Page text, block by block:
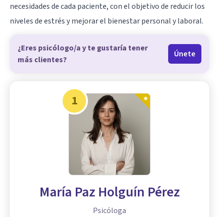
necesidades de cada paciente, con el objetivo de reducir los
niveles de estrés y mejorar el bienestar personal y laboral.
¿Eres psicólogo/a y te gustaría tener
más clientes?
Únete
1
María Paz Holguín Pérez
Psicóloga